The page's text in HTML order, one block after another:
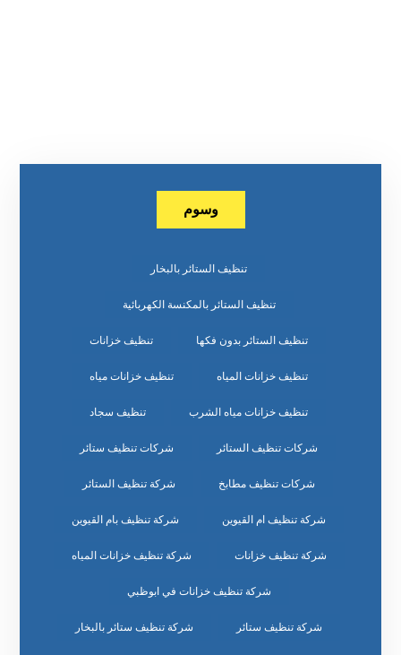
وسوم
تنظيف الستائر بالبخار
تنظيف الستائر بالمكنسة الكهربائية
تنظيف الستائر بدون فكها تنظيف خزانات
تنظيف خزانات المياه تنظيف خزانات مياه
تنظيف خزانات مياه الشرب تنظيف سجاد
شركات تنظيف الستائر شركات تنظيف ستائر
شركات تنظيف مطابخ شركة تنظيف الستائر
شركة تنظيف ام القيوين شركة تنظيف بام القيوين
شركة تنظيف خزانات شركة تنظيف خزانات المياه
شركة تنظيف خزانات في ابوظبي
شركة تنظيف ستائر شركة تنظيف ستائر بالبخار